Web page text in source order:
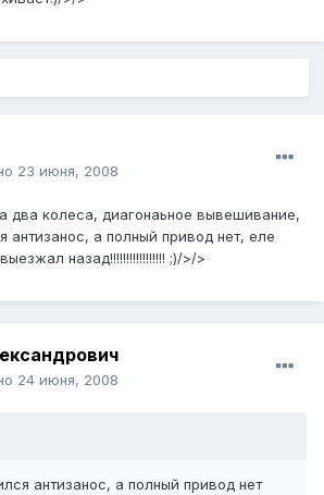
23 июня, 2008
два колеса, диагонаьное вывешивание,
антизанос, а полный привод нет, еле
назад!!!!!!!!!!!!!!!!! ;)/>/>
24 июня, 2008
антизанос, а полный привод нет